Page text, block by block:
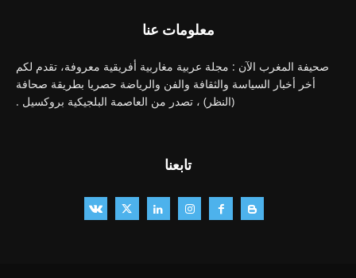
معلومات عنا
صحيفة المغرب الآن : مجلة عربية مغاربية أفريقية معروفة، تقدم لكم
أخر أخبار السياسة والثقافة والفن والرياضة حصريا بطريقة صحافة
(النظر) ، تصدر من العاصمة البلجيكية بروكسيل .
تابعنا